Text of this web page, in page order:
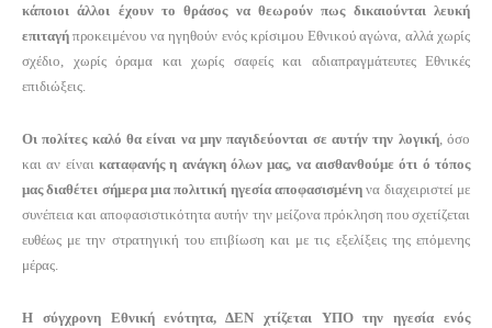
κάποιοι άλλοι έχουν το θράσος να θεωρούν πως δικαιούνται λευκή
επιταγή προκειμένου να ηγηθούν ενός κρίσιμου Εθνικού αγώνα, αλλά χωρίς
σχέδιο, χωρίς όραμα και χωρίς σαφείς και αδιαπραγμάτευτες Εθνικές
επιδιώξεις.
Οι πολίτες καλό θα είναι να μην παγιδεύονται σε αυτήν την λογική, όσο
και αν είναι καταφανής η ανάγκη όλων μας, να αισθανθούμε ότι ό τόπος
μας διαθέτει σήμερα μια πολιτική ηγεσία αποφασισμένη να διαχειριστεί με
συνέπεια και αποφασιστικότητα αυτήν την μείζονα πρόκληση που σχετίζεται
ευθέως με την στρατηγική του επιβίωση και με τις εξελίξεις της επόμενης
μέρας.
Η σύγχρονη Εθνική ενότητα, ΔΕΝ χτίζεται ΥΠΟ την ηγεσία ενός